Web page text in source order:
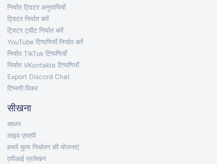
निर्यात ट्विटर अनुयायियों
ट्विटर निर्यात करें
ट्विटर ट्वीट निर्यात करें
YouTube टिप्पणियाँ निर्यात करें
निर्यात TikTok टिप्पणियाँ
निर्यात VKontakte टिप्पणियाँ
Export Discord Chat
टिप्पणी पिकर
सीखना
साधन
लाइव एमएपी
हमारे मूल्य निर्धारण की योजनाएं
एपीआई प्रलेखन